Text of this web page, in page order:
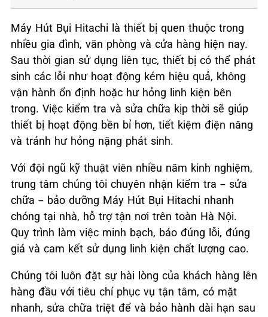
Máy Hút Bụi Hitachi là thiết bị quen thuộc trong
nhiều gia đình, văn phòng và cửa hàng hiện nay.
Sau thời gian sử dụng liên tục, thiết bị có thể phát
sinh các lỗi như hoạt động kém hiệu quả, không
vận hành ổn định hoặc hư hỏng linh kiện bên
trong. Việc kiểm tra và sửa chữa kịp thời sẽ giúp
thiết bị hoạt động bền bỉ hơn, tiết kiệm điện năng
và tránh hư hỏng nặng phát sinh.
Với đội ngũ kỹ thuật viên nhiều năm kinh nghiệm,
trung tâm chúng tôi chuyên nhận kiểm tra – sửa
chữa – bảo dưỡng Máy Hút Bụi Hitachi nhanh
chóng tại nhà, hỗ trợ tận nơi trên toàn Hà Nội.
Quy trình làm việc minh bạch, báo đúng lỗi, đúng
giá và cam kết sử dụng linh kiện chất lượng cao.
Chúng tôi luôn đặt sự hài lòng của khách hàng lên
hàng đầu với tiêu chí phục vụ tận tâm, có mặt
nhanh, sửa chữa triệt để và bảo hành dài hạn sau